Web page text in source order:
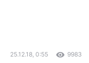
25.12.18, 0:55 9983